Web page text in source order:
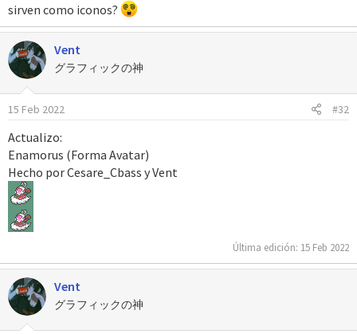
sirven como iconos?
Vent
グラフィックの神
15 Feb 2022 #32
Actualizo:
Enamorus (Forma Avatar)
Hecho por Cesare_Cbass y Vent
Última edición: 15 Feb 2022
Vent
グラフィックの神